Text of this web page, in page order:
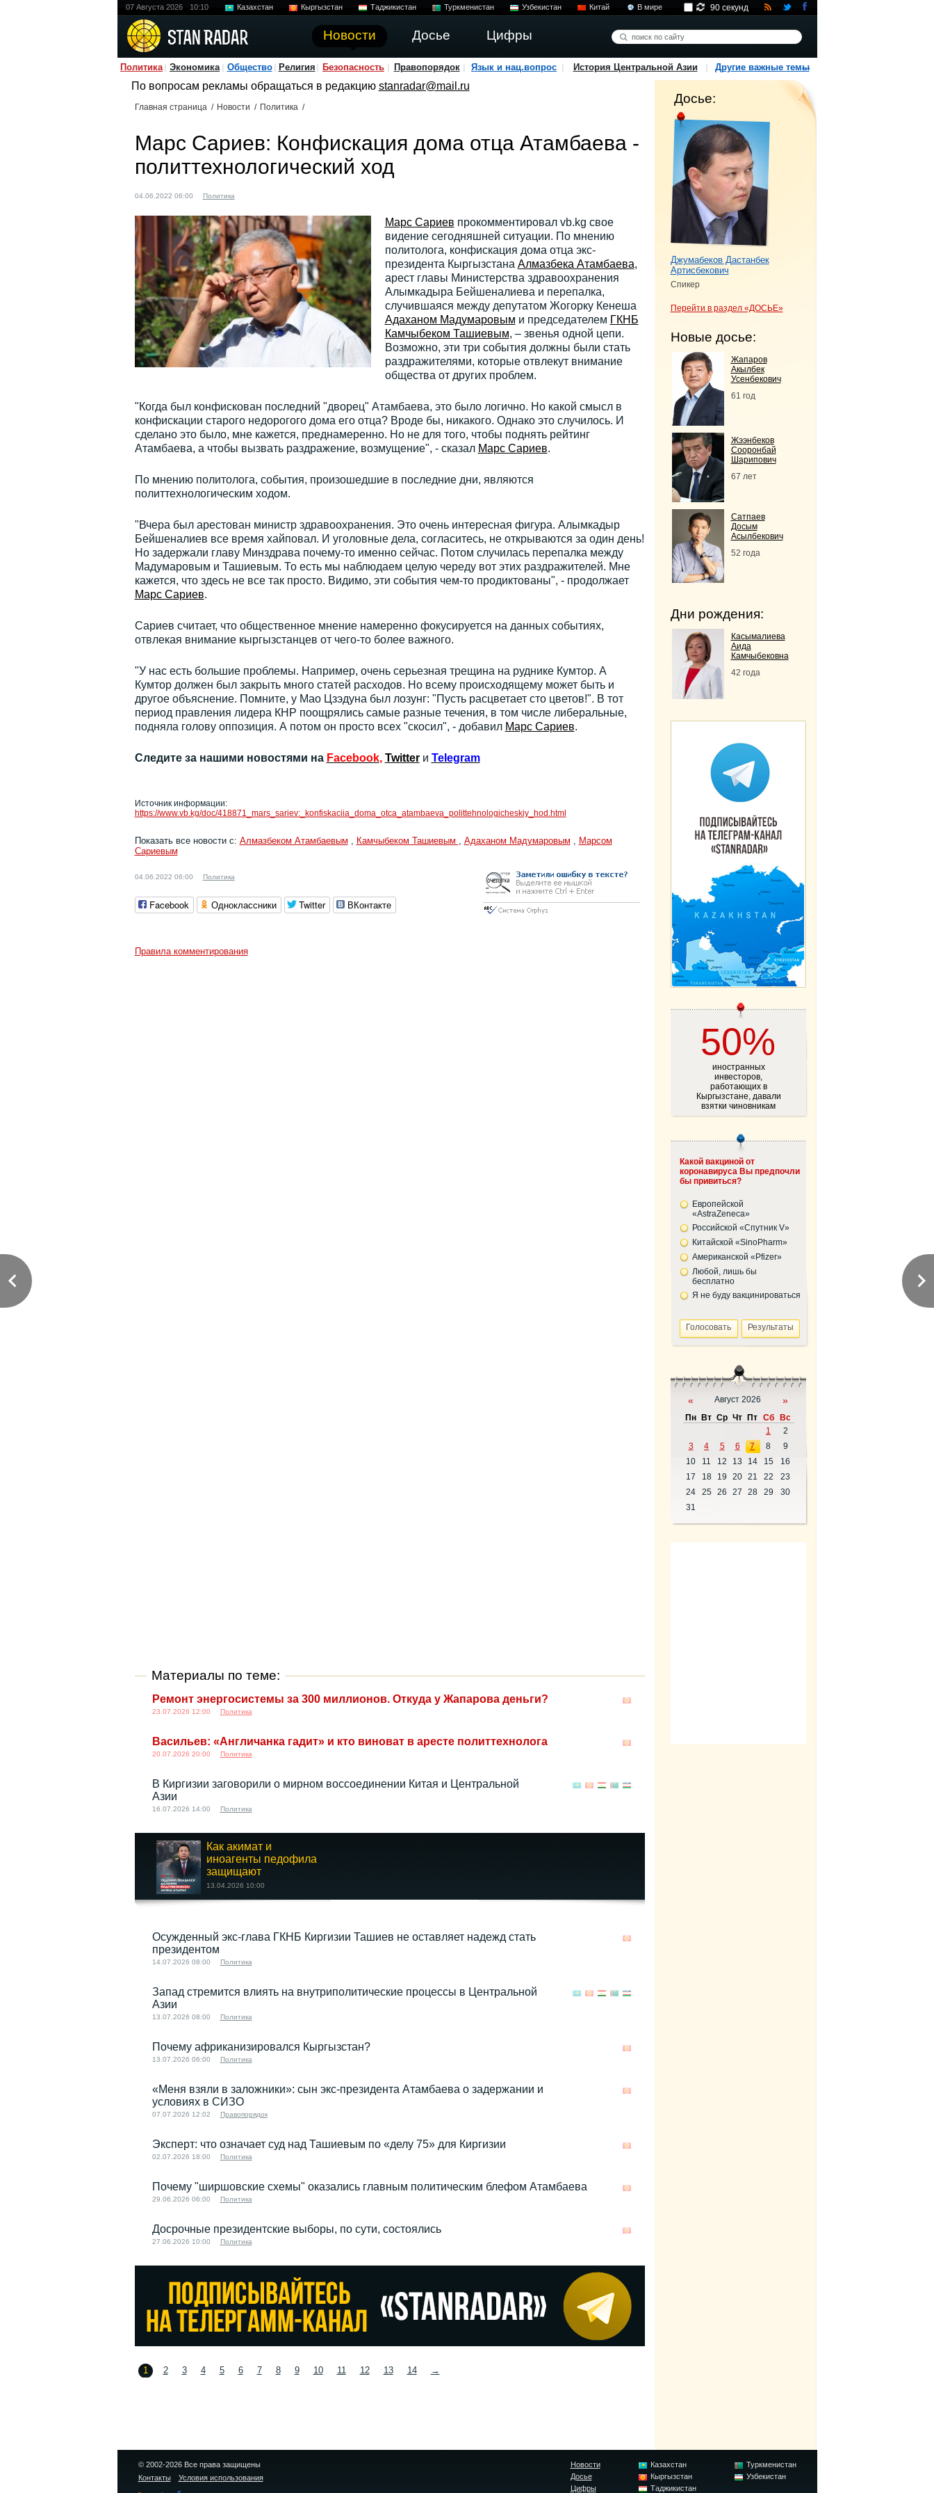
07 Августа 2026 10:10 Казахстан Кыргызстан Таджикистан Туркменистан Узбекистан Китай В мире
Новости Досье Цифры
90 секунд
Политика Экономика Общество Религия Безопасность Правопорядок Язык и нац.вопрос История Центральной Азии Другие важные темы
По вопросам рекламы обращаться в редакцию stanradar@mail.ru
Главная страница / Новости / Политика /
Марс Сариев: Конфискация дома отца Атамбаева -
политтехнологический ход
04.06.2022 06:00 Политика
Марс Сариев прокомментировал vb.kg свое
видение сегодняшней ситуации. По мнению
политолога, конфискация дома отца экс-
президента Кыргызстана Алмазбека Атамбаева,
арест главы Министерства здравоохранения
Алымкадыра Бейшеналиева и перепалка,
случившаяся между депутатом Жогорку Кенеша
Адаханом Мадумаровым и председателем ГКНБ
Камчыбеком Ташиевым, – звенья одной цепи.
Возможно, эти три события должны были стать
раздражителями, которые отвлекут внимание
общества от других проблем.
"Когда был конфискован последний "дворец" Атамбаева, это было логично. Но какой смысл в
конфискации старого недорогого дома его отца? Вроде бы, никакого. Однако это случилось. И
сделано это было, мне кажется, преднамеренно. Но не для того, чтобы поднять рейтинг
Атамбаева, а чтобы вызвать раздражение, возмущение", - сказал Марс Сариев.
По мнению политолога, события, произошедшие в последние дни, являются
политтехнологическим ходом.
"Вчера был арестован министр здравоохранения. Это очень интересная фигура. Алымкадыр
Бейшеналиев все время хайповал. И уголовные дела, согласитесь, не открываются за один день!
Но задержали главу Минздрава почему-то именно сейчас. Потом случилась перепалка между
Мадумаровым и Ташиевым. То есть мы наблюдаем целую череду вот этих раздражителей. Мне
кажется, что здесь не все так просто. Видимо, эти события чем-то продиктованы", - продолжает
Марс Сариев.
Сариев считает, что общественное мнение намеренно фокусируется на данных событиях,
отвлекая внимание кыргызстанцев от чего-то более важного.
"У нас есть большие проблемы. Например, очень серьезная трещина на руднике Кумтор. А
Кумтор должен был закрыть много статей расходов. Но всему происходящему может быть и
другое объяснение. Помните, у Мао Цзэдуна был лозунг: "Пусть расцветает сто цветов!". В тот
период правления лидера КНР поощрялись самые разные течения, в том числе либеральные,
подняла голову оппозиция. А потом он просто всех "скосил", - добавил Марс Сариев.
Следите за нашими новостями на Facebook, Twitter и Telegram
Источник информации:
https://www.vb.kg/doc/418871_mars_sariev:_konfiskaciia_doma_otca_atambaeva_polittehnologicheskiy_hod.html
Показать все новости с: Алмазбеком Атамбаевым , Камчыбеком Ташиевым , Адаханом Мадумаровым , Марсом
Сариевым
04.06.2022 06:00 Политика
Facebook Одноклассники Twitter ВКонтакте
Правила комментирования
Материалы по теме:
Ремонт энергосистемы за 300 миллионов. Откуда у Жапарова деньги?
23.07.2026 12:00 Политика
Васильев: «Англичанка гадит» и кто виноват в аресте политтехнолога
20.07.2026 20:00 Политика
В Киргизии заговорили о мирном воссоединении Китая и Центральной
Азии
16.07.2026 14:00 Политика
Как акимат и
иноагенты педофила
защищают
13.04.2026 10:00
конфликт между...
16.09.2022 16:04
Осужденный экс-глава ГКНБ Киргизии Ташиев не оставляет надежд стать
президентом
14.07.2026 08:00 Политика
Запад стремится влиять на внутриполитические процессы в Центральной
Азии
13.07.2026 08:00 Политика
Почему африканизировался Кыргызстан?
13.07.2026 06:00 Политика
«Меня взяли в заложники»: сын экс‑президента Атамбаева о задержании и
условиях в СИЗО
07.07.2026 12:02 Правопорядок
Эксперт: что означает суд над Ташиевым по «делу 75» для Киргизии
02.07.2026 18:00 Политика
Почему "ширшовские схемы" оказались главным политическим блефом Атамбаева
29.06.2026 06:00 Политика
Досрочные президентские выборы, по сути, состоялись
27.06.2026 10:00 Политика
1 2 3 4 5 6 7 8 9 10 11 12 13 14 →
Досье:
Джумабеков Дастанбек
Артисбекович
Спикер
Перейти в раздел «ДОСЬЕ»
Новые досье:
Жапаров
Акылбек
Усенбекович
61 год
Жээнбеков
Сооронбай
Шарипович
67 лет
Сатпаев
Досым
Асылбекович
52 года
Дни рождения:
Касымалиева
Аида
Камчыбековна
42 года
50%
иностранных
инвесторов,
работающих в
Кыргызстане, давали
взятки чиновникам
Какой вакциной от
коронавируса Вы предпочли
бы привиться?
Европейской
«AstraZeneca»
Российской «Спутник V»
Китайской «SinoPharm»
Американской «Pfizer»
Любой, лишь бы
бесплатно
Я не буду вакцинироваться
« Август 2026 »
Пн Вт Ср Чт Пт Сб
Вс
1
2
3
4 5 6 7 8
9
10
11 12 13 14 15
16
17
18 19 20 21 22
23
24
25 26 27 28 29
30
31
© 2002-2026 Все права защищены
Контакты
Условия использования
Туркменистан
Узбекистан
Казахстан
Кыргызстан
Таджикистан
Новости
Досье
Цифры